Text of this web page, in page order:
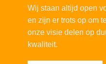
Wij staan altijd open
en zijn er trots op om
onze visie delen op
kwaliteit.